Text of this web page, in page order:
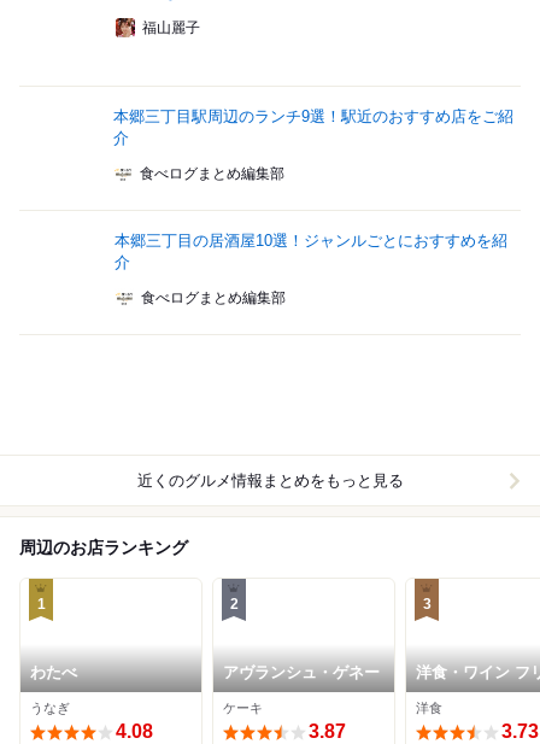
福山麗子
本郷三丁目駅周辺のランチ9選！駅近のおすすめ店をご紹
介
食べログまとめ編集部
本郷三丁目の居酒屋10選！ジャンルごとにおすすめを紹
介
食べログまとめ編集部
近くのグルメ情報まとめをもっと見る
周辺のお店ランキング
1
わたべ
うなぎ
4.08
2
アヴランシュ・ゲネー
ケーキ
3.87
3
洋食・ワイン フ
ツ
洋食
3.73